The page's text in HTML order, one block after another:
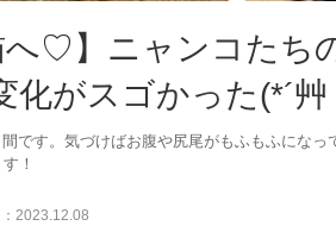
へ♡】ニャンコたち
がスゴかった(*´艸
です。気づけばお腹や尻尾がもふもふにな
！
2023.12.08